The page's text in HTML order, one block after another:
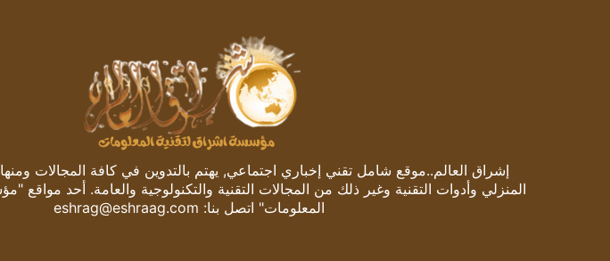
إشراق العالم..موقع شامل تقني إخباري اجتماعي, يهتم بالتدوين في كافة المجالات ومنها
المنزلي وأدوات التقنية وغير ذلك من المجالات التقنية والتكنولوجية والعامة. أحد مواقع
المعلومات" اتصل بنا: eshrag@eshraag.com